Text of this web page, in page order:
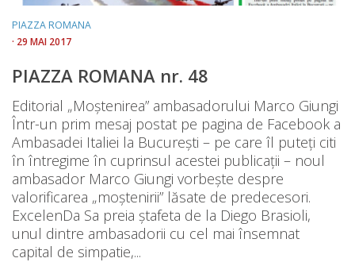
PIAZZA ROMANA
· 29 MAI 2017
PIAZZA ROMANA nr. 48
Editorial „Moștenirea” ambasadorului Marco Giungi
Într-un prim mesaj postat pe pagina de Facebook a
Ambasadei Italiei la București – pe care îl puteți citi
în întregime în cuprinsul acestei publicații – noul
ambasador Marco Giungi vorbește despre
valorificarea „moștenirii” lăsate de predecesori.
ExcelenDa Sa preia ștafeta de la Diego Brasioli,
unul dintre ambasadorii cu cel mai însemnat
capital de simpatie,...